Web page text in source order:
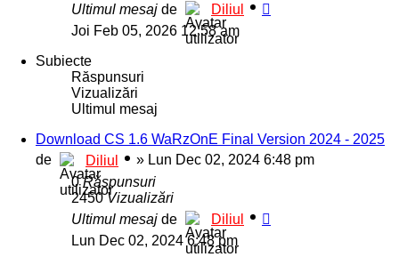
Ultimul mesaj de
Diliul
Joi Feb 05, 2026 12:58 am
Subiecte
Răspunsuri
Vizualizări
Ultimul mesaj
Download CS 1.6 WaRzOnE Final Version 2024 - 2025
de
Diliul » Lun Dec 02, 2024 6:48 pm
0Răspunsuri
2450Vizualizări
Ultimul mesaj de
Diliul
Lun Dec 02, 2024 6:48 pm